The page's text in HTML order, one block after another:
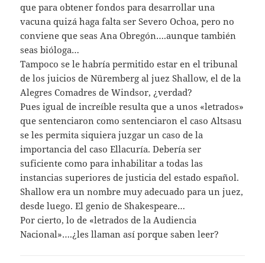
que para obtener fondos para desarrollar una
vacuna quizá haga falta ser Severo Ochoa, pero no
conviene que seas Ana Obregón….aunque también
seas bióloga…
Tampoco se le habría permitido estar en el tribunal
de los juicios de Nüremberg al juez Shallow, el de la
Alegres Comadres de Windsor, ¿verdad?
Pues igual de increíble resulta que a unos «letrados»
que sentenciaron como sentenciaron el caso Altsasu
se les permita siquiera juzgar un caso de la
importancia del caso Ellacuría. Debería ser
suficiente como para inhabilitar a todas las
instancias superiores de justicia del estado español.
Shallow era un nombre muy adecuado para un juez,
desde luego. El genio de Shakespeare…
Por cierto, lo de «letrados de la Audiencia
Nacional»….¿les llaman así porque saben leer?